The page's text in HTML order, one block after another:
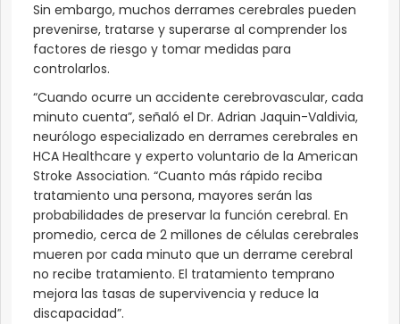
Sin embargo, muchos derrames cerebrales pueden
prevenirse, tratarse y superarse al comprender los
factores de riesgo y tomar medidas para
controlarlos.
“Cuando ocurre un accidente cerebrovascular, cada
minuto cuenta”, señaló el Dr. Adrian Jaquin-Valdivia,
neurólogo especializado en derrames cerebrales en
HCA Healthcare y experto voluntario de la American
Stroke Association. “Cuanto más rápido reciba
tratamiento una persona, mayores serán las
probabilidades de preservar la función cerebral. En
promedio, cerca de 2 millones de células cerebrales
mueren por cada minuto que un derrame cerebral
no recibe tratamiento. El tratamiento temprano
mejora las tasas de supervivencia y reduce la
discapacidad”.